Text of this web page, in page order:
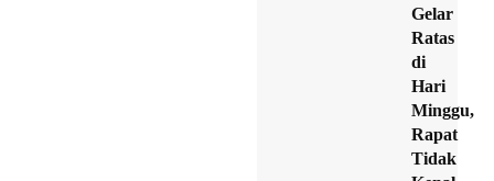
Gelar
Ratas
di
Hari
Minggu,
Rapat
Tidak